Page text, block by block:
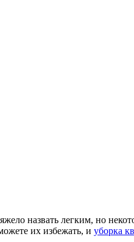
назвать легким, но
их избежать, и уборка